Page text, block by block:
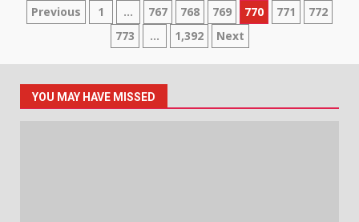
Posts
pagination
Previous 1 … 767 768 769 770 771
772
773
… 1,392 Next
YOU MAY HAVE MISSED